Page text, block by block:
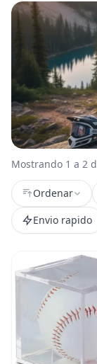
Mostrando 1 a 2
Ordenar
Envio rapido